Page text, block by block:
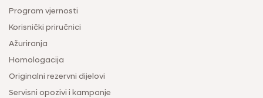
Program vjernosti
Korisnički priručnici
Ažuriranja
Homologacija
Originalni rezervni dijelovi
Servisni opozivi i kampanje